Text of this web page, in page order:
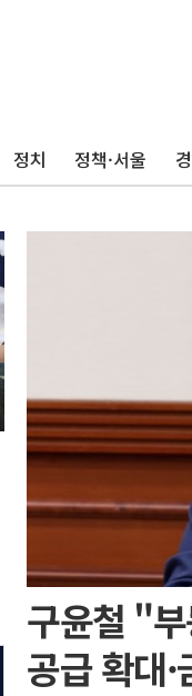
정치 정책·서울
구윤철 "
공급 확대